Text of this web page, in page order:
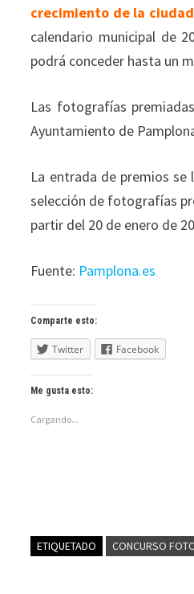
crecimiento de la
calendario municipal de
podrá conceder hasta un
Las fotografías
Ayuntamiento de
La entrada de premios se
selección de fotografías
partir del 20 de enero de
Fuente: Pamplona.es
Comparte esto:
Twitter Facebook
Me gusta esto:
Cargando...
ETIQUETADO CONCURSO